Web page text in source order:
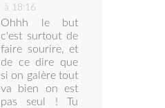
à 18:16
Ohhh le but
c'est surtout de
faire sourire, et
de ce dire que
si on galère tout
va bien on est
pas seul ! Tu